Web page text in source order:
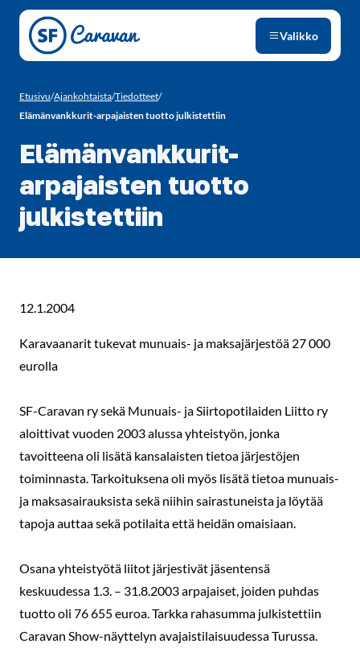
Siirry sivun sisältöön
Valikko
Etusivu/Ajankohtaista/Tiedotteet/
Elämänvankkurit-arpajaisten tuotto julkistettiin
Elämänvankkurit-
arpajaisten tuotto
julkistettiin
12.1.2004
Karavaanarit tukevat munuais- ja maksajärjestöä 27 000
eurolla
SF-Caravan ry sekä Munuais- ja Siirtopotilaiden Liitto ry
aloittivat vuoden 2003 alussa yhteistyön, jonka
tavoitteena oli lisätä kansalaisten tietoa järjestöjen
toiminnasta. Tarkoituksena oli myös lisätä tietoa munuais-
ja maksasairauksista sekä niihin sairastuneista ja löytää
tapoja auttaa sekä potilaita että heidän omaisiaan.
Osana yhteistyötä liitot järjestivät jäsentensä
keskuudessa 1.3. – 31.8.2003 arpajaiset, joiden puhdas
tuotto oli 76 655 euroa. Tarkka rahasumma julkistettiin
Caravan Show-näyttelyn avajaistilaisuudessa Turussa.